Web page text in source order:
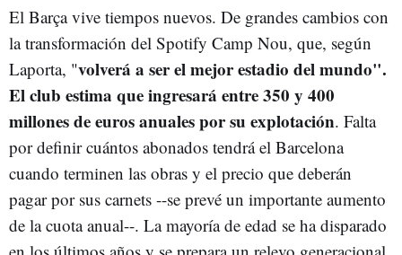
El Barça vive tiempos nuevos. De grandes cambios con
la transformación del Spotify Camp Nou, que, según
Laporta, "volverá a ser el mejor estadio del mundo".
El club estima que ingresará entre 350 y 400
millones de euros anuales por su explotación. Falta
por definir cuántos abonados tendrá el Barcelona
cuando terminen las obras y el precio que deberán
pagar por sus carnets --se prevé un importante aumento
de la cuota anual--. La mayoría de edad se ha disparado